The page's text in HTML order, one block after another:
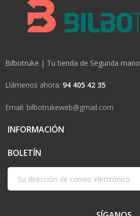
Bilbotruke | Tu tienda de Segunda mano
Llámenos ahora: 94 405 42 35
Email: bilbotrukeweb@gmail.com
INFORMACIÓN
BOLETÍN